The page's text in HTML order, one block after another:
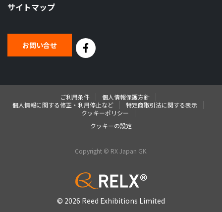
サイトマップ
お問い合せ
ご利用条件
個人情報保護方針
個人情報に関する修正・利用停止など
特定商取引法に関する表示
クッキーポリシー
クッキーの設定
Copyright © RX Japan GK.
© 2026 Reed Exhibitions Limited